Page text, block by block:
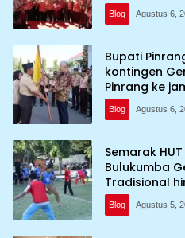
Blog Agustus 6,
Bupati
kontingen
Pinrang ke
kebumi
Blog Agustus 6,
Semarak
Bulukumba
Tradisional
Blog Agustus 5,